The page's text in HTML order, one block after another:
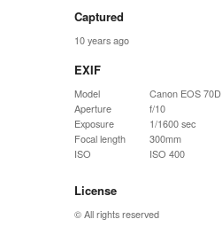
Captured
10 years ago
EXIF
Model
Canon EOS 70D
Aperture
f/10
Exposure
1/1600 sec
Focal length
300mm
ISO
ISO 400
License
© All rights reserved